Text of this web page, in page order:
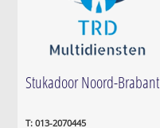
Stukadoor Noord-Brabant
T: 013-2070445